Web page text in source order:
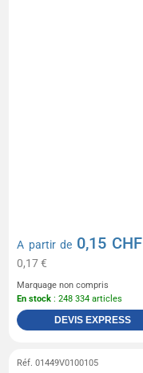
A partir de 0,15 CHF
0,17 €
Marquage non compris
En stock : 248 334 articles
DEVIS EXPRESS
Réf. 01449V0100105